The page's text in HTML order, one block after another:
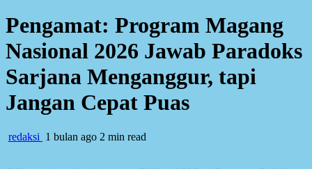
Pengamat: Program Magang
Nasional 2026 Jawab Paradoks
Sarjana Menganggur, tapi
Jangan Cepat Puas
redaksi 1 bulan ago 2 min read